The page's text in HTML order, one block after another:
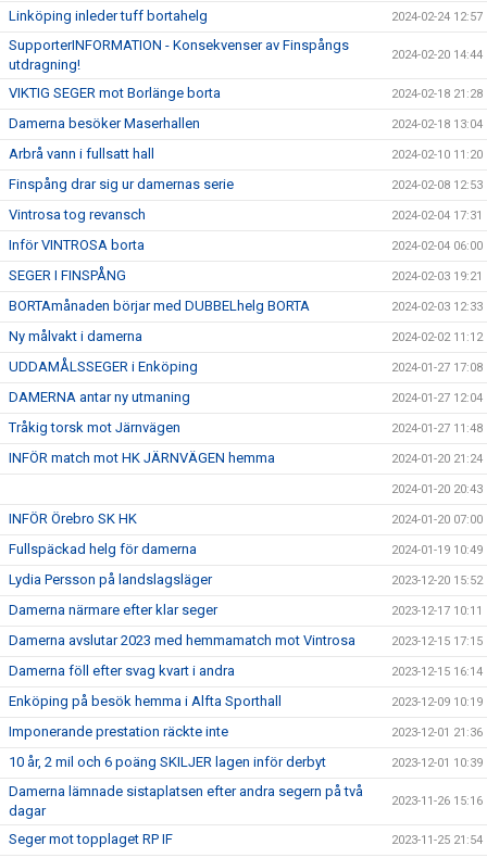
Linköping inleder tuff bortahelg 2024-02-24 12:57
SupporterINFORMATION - Konsekvenser av Finspångs
utdragning!
2024-02-20 14:44
VIKTIG SEGER mot Borlänge borta 2024-02-18 21:28
Damerna besöker Maserhallen 2024-02-18 13:04
Arbrå vann i fullsatt hall 2024-02-10 11:20
Finspång drar sig ur damernas serie 2024-02-08 12:53
Vintrosa tog revansch 2024-02-04 17:31
Inför VINTROSA borta 2024-02-04 06:00
SEGER I FINSPÅNG 2024-02-03 19:21
BORTAmånaden börjar med DUBBELhelg BORTA 2024-02-03 12:33
Ny målvakt i damerna 2024-02-02 11:12
UDDAMÅLSSEGER i Enköping 2024-01-27 17:08
DAMERNA antar ny utmaning 2024-01-27 12:04
Tråkig torsk mot Järnvägen 2024-01-27 11:48
INFÖR match mot HK JÄRNVÄGEN hemma 2024-01-20 21:24
2024-01-20 20:43
INFÖR Örebro SK HK 2024-01-20 07:00
Fullspäckad helg för damerna 2024-01-19 10:49
Lydia Persson på landslagsläger 2023-12-20 15:52
Damerna närmare efter klar seger 2023-12-17 10:11
Damerna avslutar 2023 med hemmamatch mot Vintrosa 2023-12-15 17:15
Damerna föll efter svag kvart i andra 2023-12-15 16:14
Enköping på besök hemma i Alfta Sporthall 2023-12-09 10:19
Imponerande prestation räckte inte 2023-12-01 21:36
10 år, 2 mil och 6 poäng SKILJER lagen inför derbyt 2023-12-01 10:39
Damerna lämnade sistaplatsen efter andra segern på två
dagar
2023-11-26 15:16
Seger mot topplaget RP IF 2023-11-25 21:54